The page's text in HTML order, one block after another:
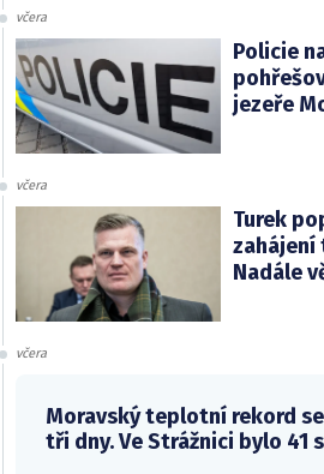
včera
Policie
jezeře
včera
Turek
zahájení
Nadále
včera
Moravský teplotní rekord
tři dny. Ve Strážnici bylo 41